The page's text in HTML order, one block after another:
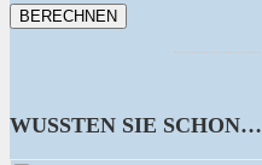
WUSSTEN SIE SCHON…